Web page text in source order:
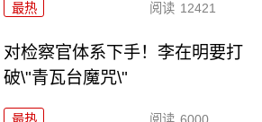
最热 阅读 12421
对检察官体系下手！李在明要打
破\"青瓦台魔咒\"